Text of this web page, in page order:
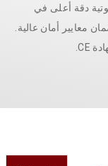
دقة أعلى في
معايير أمان عالية.